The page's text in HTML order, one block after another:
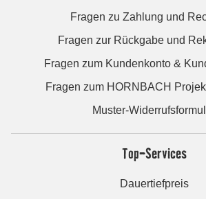
Fragen zu Zahlung und
Fragen zur Rückgabe und
Fragen zum Kundenkonto &
Fragen zum HORNBACH
Muster-
Top-Services
Dauertiefpreis